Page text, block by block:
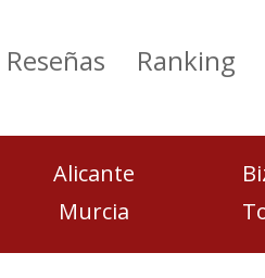
Reseñas Ranking
Alicante
Murcia